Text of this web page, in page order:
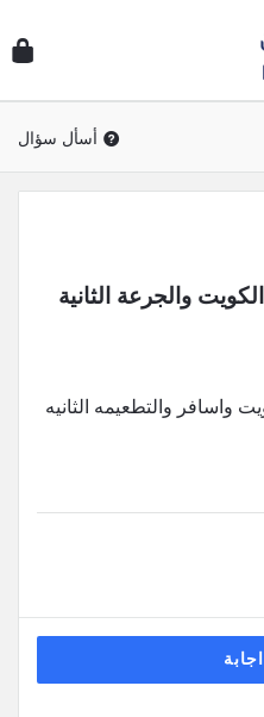
أسأل سؤال
واسافر والتطعيمه الثانيه